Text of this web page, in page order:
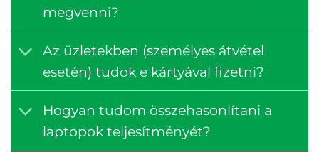
megvenni?
Az üzletekben (személyes átvétel
esetén) tudok e kártyával fizetni?
Hogyan tudom összehasonlítani a
laptopok teljesítményét?